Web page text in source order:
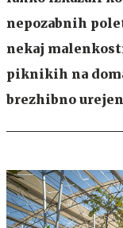
nepozabnih
nekaj
piknikih na
brezhibno